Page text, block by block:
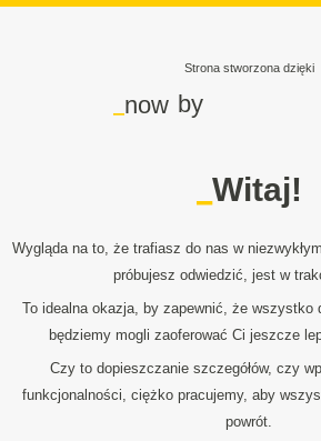
Strona stworzona dzięki
now by
Witaj!
Wygląda na to, że trafiasz do nas w
próbujesz odwiedzić, jest w
To idealna okazja, by zapewnić, że wszystko
będziemy mogli zaoferować Ci jeszcze
Czy to dopieszczanie szczegółów, czy
funkcjonalności, ciężko pracujemy, aby
powrót.